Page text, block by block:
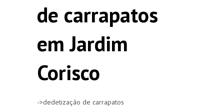
de carrapatos
em Jardim
Corisco
->dedetização de carrapatos